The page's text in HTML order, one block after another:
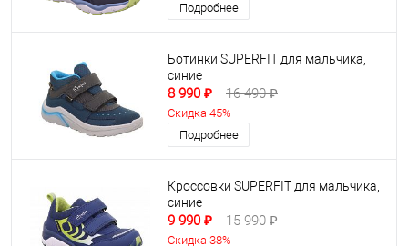
Подробнее
Ботинки SUPERFIT для мальчика,
синие
8 990 ₽ 16 490 ₽
Скидка 45%
Подробнее
Кроссовки SUPERFIT для мальчика,
синие
9 990 ₽ 15 990 ₽
Скидка 38%